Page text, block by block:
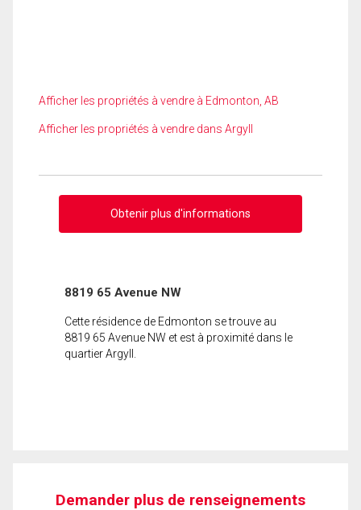
Afficher les propriétés à vendre à Edmonton, AB
Afficher les propriétés à vendre dans Argyll
Obtenir plus d'informations
8819 65 Avenue NW
Cette résidence de Edmonton se trouve au
8819 65 Avenue NW et est à proximité dans le
quartier Argyll.
Demander plus de renseignements